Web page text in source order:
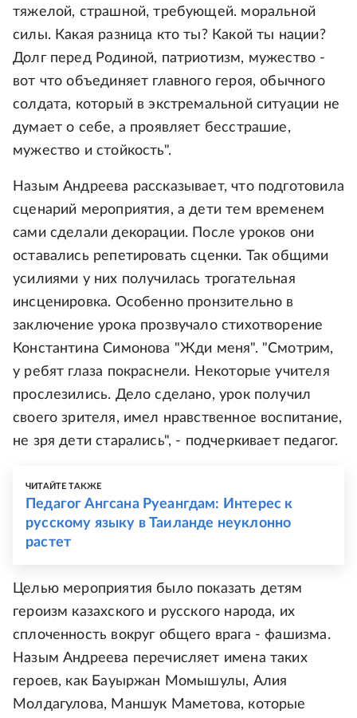
тяжелой, страшной, требующей. моральной
силы. Какая разница кто ты? Какой ты нации?
Долг перед Родиной, патриотизм, мужество -
вот что объединяет главного героя, обычного
солдата, который в экстремальной ситуации не
думает о себе, а проявляет бесстрашие,
мужество и стойкость".
Назым Андреева рассказывает, что подготовила
сценарий мероприятия, а дети тем временем
сами сделали декорации. После уроков они
оставались репетировать сценки. Так общими
усилиями у них получилась трогательная
инсценировка. Особенно пронзительно в
заключение урока прозвучало стихотворение
Константина Симонова "Жди меня". "Смотрим,
у ребят глаза покраснели. Некоторые учителя
прослезились. Дело сделано, урок получил
своего зрителя, имел нравственное воспитание,
не зря дети старались", - подчеркивает педагог.
ЧИТАЙТЕ ТАКЖЕ
Педагог Ангсана Руеангдам: Интерес к
русскому языку в Таиланде неуклонно
растет
Целью мероприятия было показать детям
героизм казахского и русского народа, их
сплоченность вокруг общего врага - фашизма.
Назым Андреева перечисляет имена таких
героев, как Бауыржан Момышулы, Алия
Молдагулова, Маншук Маметова, которые